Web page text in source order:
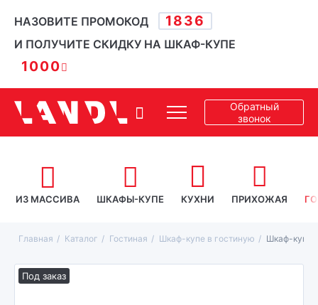
НАЗОВИТЕ ПРОМОКОД 1836
И ПОЛУЧИТЕ СКИДКУ НА ШКАФ-КУПЕ
1000
Обратный
звонок
ИЗ МАССИВА ШКАФЫ-КУПЕ КУХНИ ПРИХОЖАЯ
Главная Каталог Гостиная Шкаф-купе в гостиную Шкаф-купе
Под заказ